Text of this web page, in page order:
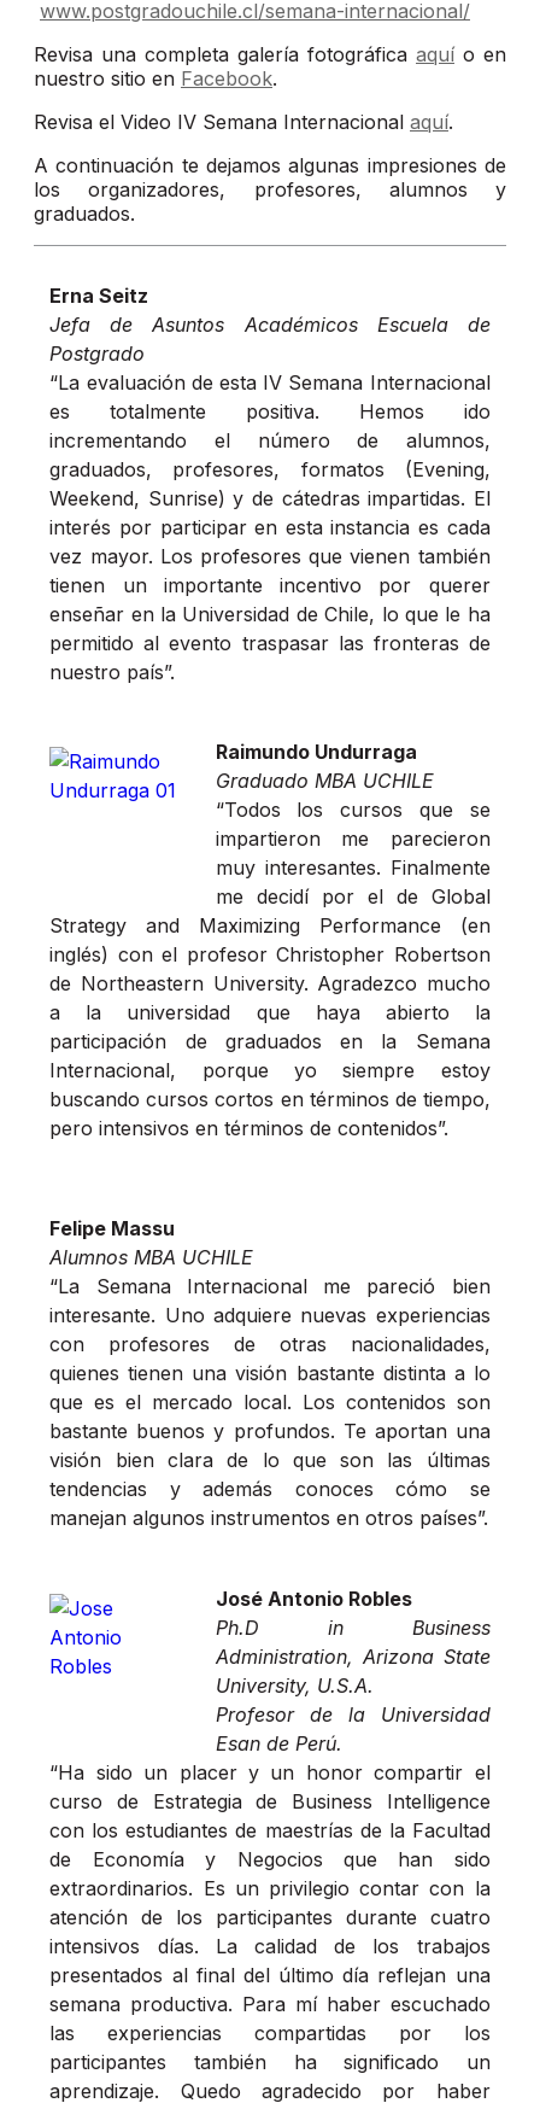
www.postgradouchile.cl/semana-internacional/
Revisa una completa galería fotográfica aquío en
nuestro sitio en Facebook.
Revisa el Video IV Semana Internacional aquí.
A continuación te dejamos algunas impresiones de
los organizadores, profesores, alumnos y
graduados.
Erna Seitz
Jefa de Asuntos Académicos Escuela de
Postgrado
“La evaluación de esta IV Semana Internacional
es totalmente positiva. Hemos ido
incrementando el número de alumnos,
graduados, profesores, formatos (Evening,
Weekend, Sunrise) y de cátedras impartidas. El
interés por participar en esta instancia es cada
vez mayor. Los profesores que vienen también
tienen un importante incentivo por querer
enseñar en la Universidad de Chile, lo que le ha
permitido al evento traspasar las fronteras de
nuestro país”.
Raimundo Undurraga
Graduado MBA UCHILE
“Todos los cursos que se
impartieron me parecieron
muy interesantes. Finalmente
me decidí por el de Global
Strategy and Maximizing Performance (en
inglés) con el profesor Christopher Robertson
de Northeastern University. Agradezco mucho
a la universidad que haya abierto la
participación de graduados en la Semana
Internacional, porque yo siempre estoy
buscando cursos cortos en términos de tiempo,
pero intensivos en términos de contenidos”.
Felipe Massu
Alumnos MBA UCHILE
“La Semana Internacional me pareció bien
interesante. Uno adquiere nuevas experiencias
con profesores de otras nacionalidades,
quienes tienen una visión bastante distinta a lo
que es el mercado local. Los contenidos son
bastante buenos y profundos. Te aportan una
visión bien clara de lo que son las últimas
tendencias y además conoces cómo se
manejan algunos instrumentos en otros países”.
José Antonio Robles
Ph.D in Business
Administration, Arizona State
University, U.S.A.
Profesor de la Universidad
Esan de Perú.
“Ha sido un placer y un honor compartir el
curso de Estrategia de Business Intelligence
con los estudiantes de maestrías de la Facultad
de Economía y Negocios que han sido
extraordinarios. Es un privilegio contar con la
atención de los participantes durante cuatro
intensivos días. La calidad de los trabajos
presentados al final del último día reflejan una
semana productiva. Para mí haber escuchado
las experiencias compartidas por los
participantes también ha significado un
aprendizaje. Quedo agradecido por haber